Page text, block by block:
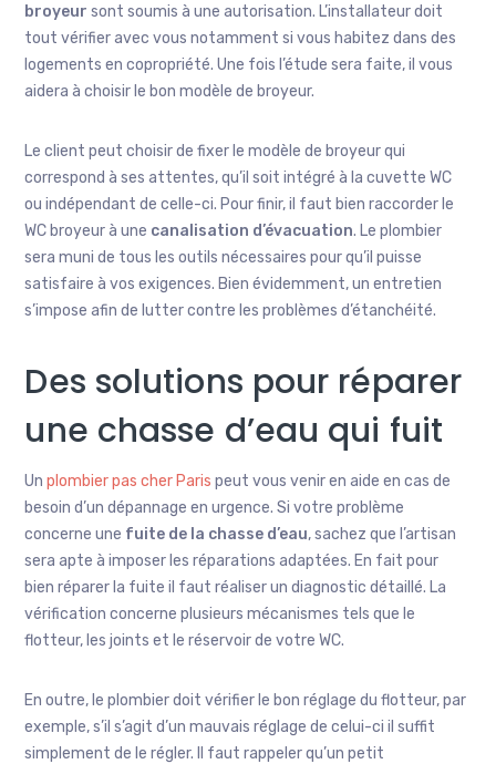
broyeur sont soumis à une autorisation. L’installateur doit
tout vérifier avec vous notamment si vous habitez dans des
logements en copropriété. Une fois l’étude sera faite, il vous
aidera à choisir le bon modèle de broyeur.
Le client peut choisir de fixer le modèle de broyeur qui
correspond à ses attentes, qu’il soit intégré à la cuvette WC
ou indépendant de celle-ci. Pour finir, il faut bien raccorder le
WC broyeur à une canalisation d’évacuation. Le plombier
sera muni de tous les outils nécessaires pour qu’il puisse
satisfaire à vos exigences. Bien évidemment, un entretien
s’impose afin de lutter contre les problèmes d’étanchéité.
Des solutions pour réparer
une chasse d’eau qui fuit
Unplombier pas cher Paris peut vous venir en aide en cas de
besoin d’un dépannage en urgence. Si votre problème
concerne une fuite de la chasse d’eau, sachez que l’artisan
sera apte à imposer les réparations adaptées. En fait pour
bien réparer la fuite il faut réaliser un diagnostic détaillé. La
vérification concerne plusieurs mécanismes tels que le
flotteur, les joints et le réservoir de votre WC.
En outre, le plombier doit vérifier le bon réglage du flotteur, par
exemple, s’il s’agit d’un mauvais réglage de celui-ci il suffit
simplement de le régler. Il faut rappeler qu’un petit